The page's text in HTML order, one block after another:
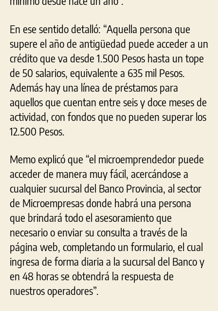
En ese sentido detalló: “Aquella persona que
supere el año de antigüedad puede acceder a un
crédito que va desde 1.500 Pesos hasta un tope
de 50 salarios, equivalente a 635 mil Pesos.
Además hay una línea de préstamos para
aquellos que cuentan entre seis y doce meses de
actividad, con fondos que no pueden superar los
12.500 Pesos.
Memo explicó que “el microemprendedor puede
acceder de manera muy fácil, acercándose a
cualquier sucursal del Banco Provincia, al sector
de Microempresas donde habrá una persona
que brindará todo el asesoramiento que
necesario o enviar su consulta a través de la
página web, completando un formulario, el cual
ingresa de forma diaria a la sucursal del Banco y
en 48 horas se obtendrá la respuesta de
nuestros operadores”.